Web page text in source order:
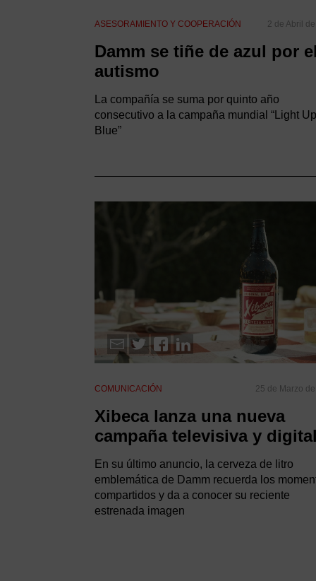
ASESORAMIENTO Y COOPERACIÓN 2 de Abril
Damm se tiñe de azul por el
autismo
La compañía se suma por quinto año
consecutivo a la campaña mundial “Light Up
Blue”
COMUNICACIÓN 25 de Marzo
Xibeca lanza una nueva
campaña televisiva y digital
En su último anuncio, la cerveza de litro
emblemática de Damm recuerda los
compartidos y da a conocer su reciente
estrenada imagen